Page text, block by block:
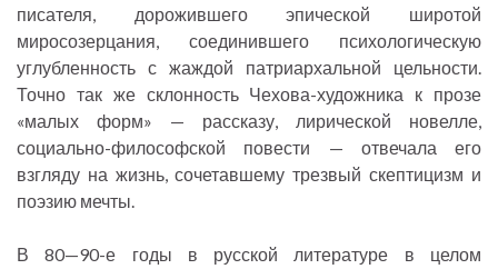
писателя, дорожившего эпической широтой
миросозерцания, соединившего психологическую
углубленность с жаждой патриархальной цельности.
Точно так же склонность Чехова-художника к прозе
«малых форм» — рассказу, лирической новелле,
социально-философской повести — отвечала его
взгляду на жизнь, сочетавшему трезвый скептицизм и
поэзию мечты.
В 80—90-е годы в русской литературе в целом